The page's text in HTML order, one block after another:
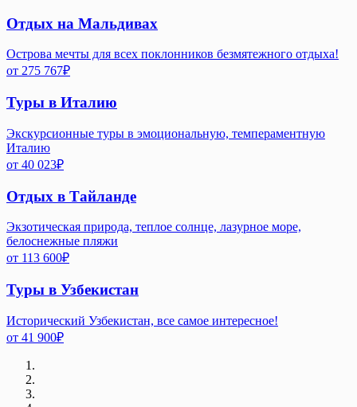
Отдых на Мальдивах
Острова мечты для всех поклонников безмятежного отдыха!
от 275 767₽
Туры в Италию
Экскурсионные туры в эмоциональную, темпераментную
Италию
от 40 023₽
Отдых в Тайланде
Экзотическая природа, теплое солнце, лазурное море,
белоснежные пляжи
от 113 600₽
Туры в Узбекистан
Исторический Узбекистан, все самое интересное!
от 41 900₽